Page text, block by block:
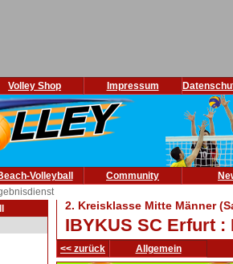
Volley Shop Impressum
Volleyball Community
2. Kreisklasse Mitte Männer
IBYKUS SC Erfurt :
<< zurück Allgemein